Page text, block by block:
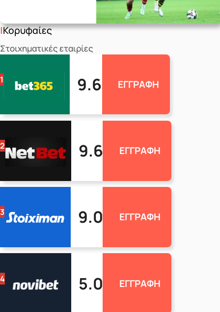
Κορυφαίες
Στοιχηματικές εταιρίες
1 9.6 ΕΓΓΡΑΦΗ
2 9.6 ΕΓΓΡΑΦΗ
3 9.0 ΕΓΓΡΑΦΗ
4 5.0 ΕΓΓΡΑΦΗ